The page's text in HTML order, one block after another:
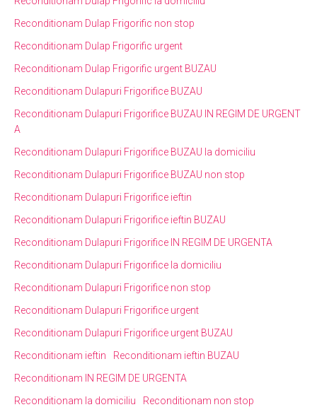
Reconditionam Dulap Frigorific non stop
Reconditionam Dulap Frigorific urgent
Reconditionam Dulap Frigorific urgent BUZAU
Reconditionam Dulapuri Frigorifice BUZAU
Reconditionam Dulapuri Frigorifice BUZAU IN REGIM DE URGENT
A
Reconditionam Dulapuri Frigorifice BUZAU la domiciliu
Reconditionam Dulapuri Frigorifice BUZAU non stop
Reconditionam Dulapuri Frigorifice ieftin
Reconditionam Dulapuri Frigorifice ieftin BUZAU
Reconditionam Dulapuri Frigorifice IN REGIM DE URGENTA
Reconditionam Dulapuri Frigorifice la domiciliu
Reconditionam Dulapuri Frigorifice non stop
Reconditionam Dulapuri Frigorifice urgent
Reconditionam Dulapuri Frigorifice urgent BUZAU
Reconditionam ieftin
Reconditionam ieftin BUZAU
Reconditionam IN REGIM DE URGENTA
Reconditionam la domiciliu
Reconditionam non stop